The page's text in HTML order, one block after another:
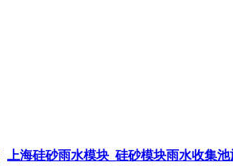
上海硅砂雨水模块_硅砂模块雨水收集